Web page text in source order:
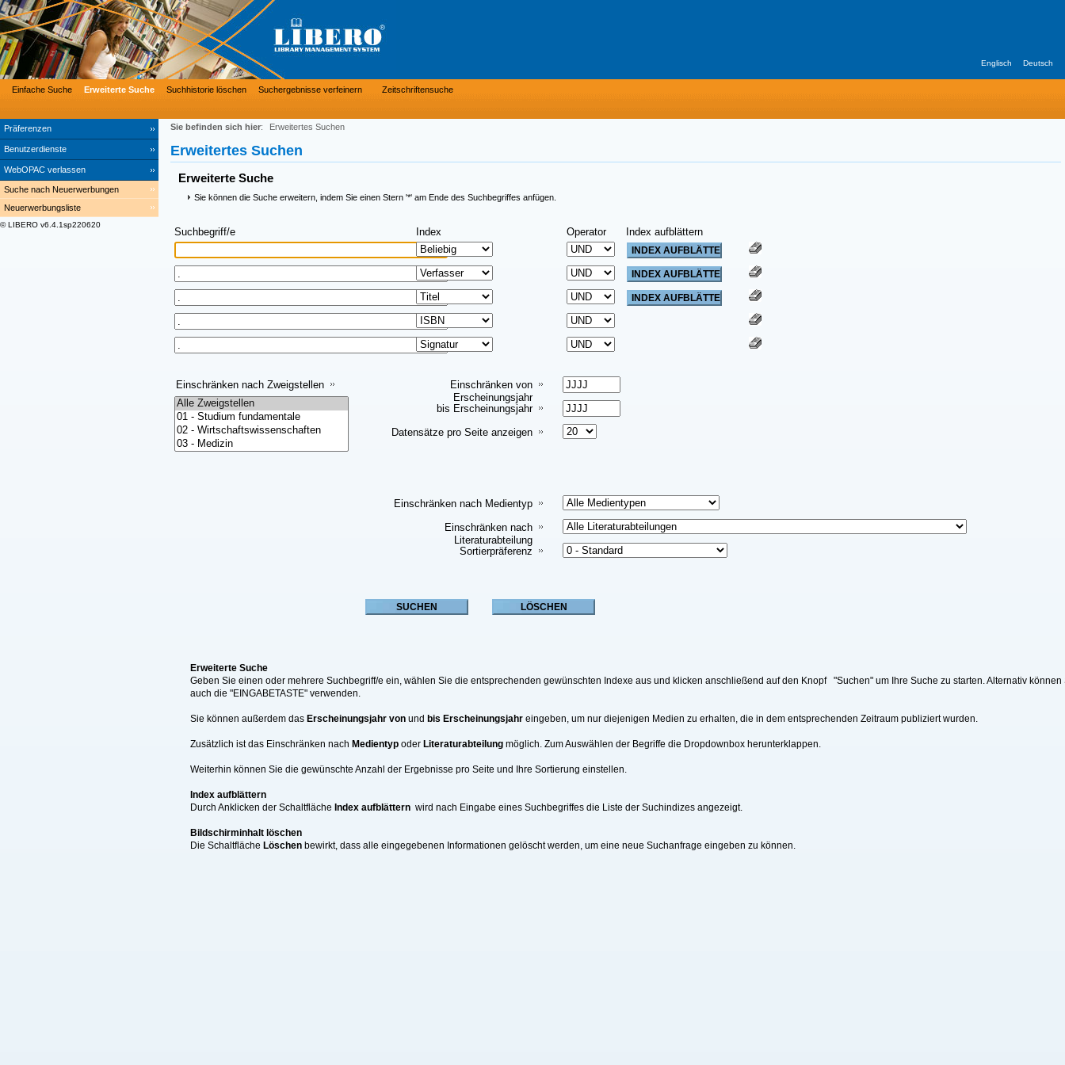
Präferenzen
Benutzerdienste
WebOPAC verlassen
Einfache Suche Erweiterte Suche Suchhistorie löschen Suchergebnisse verfeinern Zeitschriftensuche
Englisch Deutsch
Suche nach Neuerwerbungen
Neuerwerbungsliste
© LIBERO v6.4.1sp220620
Sie befinden sich hier: Erweitertes Suchen
Erweitertes Suchen
Erweiterte Suche
Sie können die Suche erweitern, indem Sie einen Stern '*' am Ende des Suchbegriffes anfügen.
Suchbegriff/e Index Operator Index aufblättern
Einschränken von
Erscheinungsjahr
bis Erscheinungsjahr
Datensätze pro Seite anzeigen
Einschränken nach Zweigstellen
Einschränken nach Medientyp
Einschränken nach
Literaturabteilung
Sortierpräferenz
Erweiterte Suche
Geben Sie einen oder mehrere Suchbegriff/e ein, wählen Sie die entsprechenden gewünschten Indexe aus und klicken anschließend auf den Knopf "Suchen" um Ihre Suche zu starten. Alternativ können
auch die "EINGABETASTE" verwenden.
Sie können außerdem das Erscheinungsjahr von und bis Erscheinungsjahr eingeben, um nur diejenigen Medien zu erhalten, die in dem entsprechenden Zeitraum publiziert wurden.
Zusätzlich ist das Einschränken nach Medientyp oder Literaturabteilung möglich. Zum Auswählen der Begriffe die Dropdownbox herunterklappen.
Weiterhin können Sie die gewünschte Anzahl der Ergebnisse pro Seite und Ihre Sortierung einstellen.
Index aufblättern
Durch Anklicken der Schaltfläche Index aufblättern wird nach Eingabe eines Suchbegriffes die Liste der Suchindizes angezeigt.
Bildschirminhalt löschen
Die Schaltfläche Löschen bewirkt, dass alle eingegebenen Informationen gelöscht werden, um eine neue Suchanfrage eingeben zu können.